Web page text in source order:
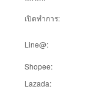
เปิดทำการ:
Line@:
Shopee:
Lazada: